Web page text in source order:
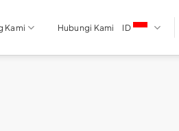
Kami Hubungi Kami ID